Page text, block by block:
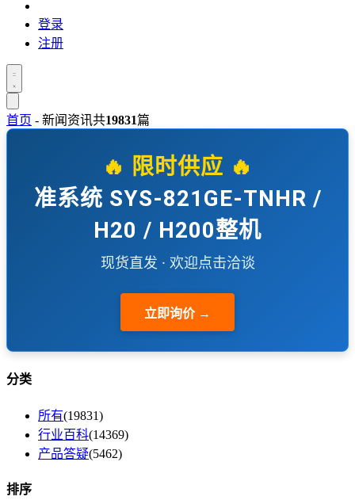
登录
注册
首页 - 新闻资讯共19831篇
🔥 限时供应 🔥
准系统 SYS-821GE-TNHR /
H20 / H200整机
现货直发 · 欢迎点击洽谈
立即询价 →
分类
所有(19831)
行业百科(14369)
产品答疑(5462)
排序